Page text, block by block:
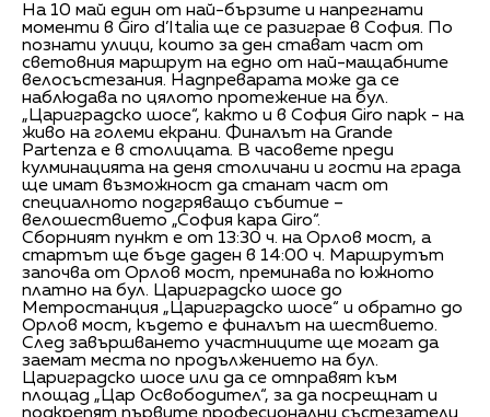
На 10 май един от най-бързите и напрегнати
моменти в Giro d’Italia ще се разиграе в София. По
познати улици, които за ден стават част от
световния маршрут на едно от най-мащабните
велосъстезания. Надпреварата може да се
наблюдава по цялото протежение на бул.
„Цариградско шосе“, както и в София Giro парк - на
живо на големи екрани. Финалът на Grande
Partenza е в столицата. В часовете преди
кулминацията на деня столичани и гости на града
ще имат възможност да станат част от
специалното подгряващо събитие –
велошествието „София кара Giro“.
Сборният пункт е от 13:30 ч. на Орлов мост, а
стартът ще бъде даден в 14:00 ч. Маршрутът
започва от Орлов мост, преминава по южното
платно на бул. Цариградско шосе до
Метростанция „Цариградско шосе“ и обратно до
Орлов мост, където е финалът на шествието.
След завършването участниците ще могат да
заемат места по продължението на бул.
Цариградско шосе или да се отправят към
площад „Цар Освободител“, за да посрещнат и
подкрепят първите професионални състезатели